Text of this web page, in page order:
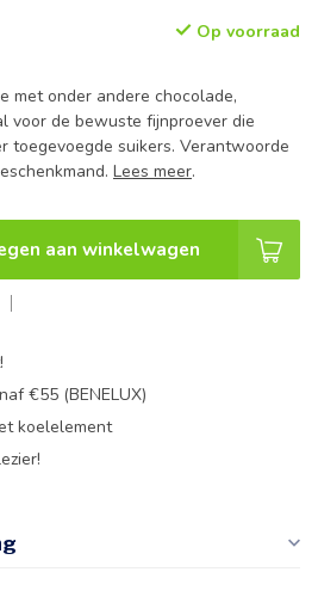
Op voorraad
met onder andere chocolade,
voor de bewuste fijnproever die
toegevoegde suikers. Verantwoorde
Lees meer.
aan winkelwagen
€55 (BENELUX)
koelelement